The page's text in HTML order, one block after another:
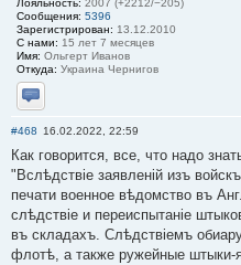
Лояльность: 2007 (+2212/−205)
Сообщения: 5396
Зарегистрирован: 13.12.2010
С нами: 15 лет 7 месяцев
Имя: Ольгерт Иванов
Откуда: Украина Чернигов
Отправить личное
#468 16.02.2022, 22:59
Как говорится, все, что надо
"Вслѣдствіе заявленій изъ
печати военное вѣдомство въ
слѣдствіе и переиспытаніе
въ складахъ. Слѣдствіемъ
флотѣ, а также ружейные штыки-